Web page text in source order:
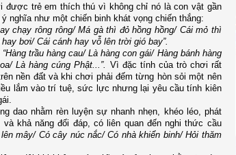
được trẻ em thích thú vì không chỉ nó là con vật gần
nghĩa như một chiến binh khát vọng chiến thắng:
chạy rông rông/ Má gà thì đỏ hồng hồng/ Cái mỏ thì
bơi/ Cái cánh hay vỗ lên trời gió bay”.
“Hàng trầu hàng cau/ Là hàng con gái/ Hàng bánh hàng
Là hàng cúng Phật...”. Vì đặc tính của trò chơi rất
nền đất và khi chơi phải đếm từng hòn sỏi một nên
lắm vào trí tuệ, sức lực nhưng lại yêu cầu tính kiên
dao nhằm rèn luyện sự nhanh nhẹn, khéo léo, phát
khả năng đối đáp, có liên quan đến nghi thức cầu
lên mây/ Có cây núc nắc/ Có nhà khiển binh/ Hỏi thăm